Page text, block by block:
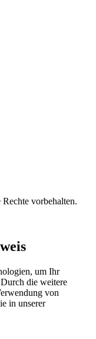
vorbehalten.
um Ihr
die weitere
von
in unserer